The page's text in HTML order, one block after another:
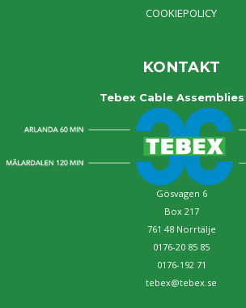
COOKIEPOLICY
KONTAKT
Tebex Cable Assemblies
Gösvagen 6
Box 217
761 48 Norrtälje
0176-20 85 85
0176-192 71
tebex@tebex.se